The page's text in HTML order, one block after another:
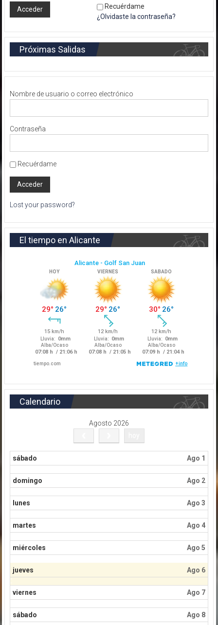
Recuérdame
¿Olvidaste la contraseña?
Próximas Salidas
Nombre de usuario o correo electrónico
Contraseña
Recuérdame
Lost your password?
El tiempo en Alicante
Calendario
Agosto 2026
sábado Ago 1
domingo Ago 2
lunes Ago 3
martes Ago 4
miércoles Ago 5
jueves Ago 6
viernes Ago 7
sábado Ago 8